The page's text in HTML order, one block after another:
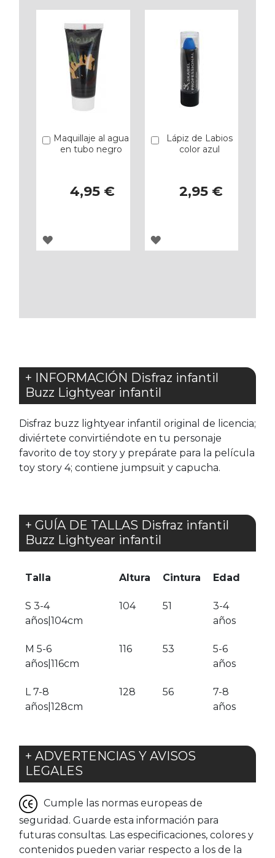
Maquillaje al agua
en tubo negro
4,95 €
Añadir
AGREGAR
Lápiz de Labios
color azul
2,95 €
Añadir
AGREGAR
+ INFORMACIÓN Disfraz infantil
Buzz Lightyear infantil
Disfraz buzz lightyear infantil original de licencia;
diviértete convirtiéndote en tu personaje
favorito de toy story y prepárate para la película
toy story 4; contiene jumpsuit y capucha.
+ GUÍA DE TALLAS Disfraz infantil
Buzz Lightyear infantil
Talla Altura Cintura Edad
S 3-4
años|104cm
104 51
3-4
años
M 5-6
años|116cm
116 53
5-6
años
L 7-8
años|128cm
128 56
7-8
años
+ ADVERTENCIAS Y AVISOS
LEGALES
Cumple las normas europeas de
seguridad. Guarde esta información para
futuras consultas. Las especificaciones, colores y
contenidos pueden variar respecto a los de la